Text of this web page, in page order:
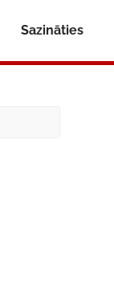
Sazināties